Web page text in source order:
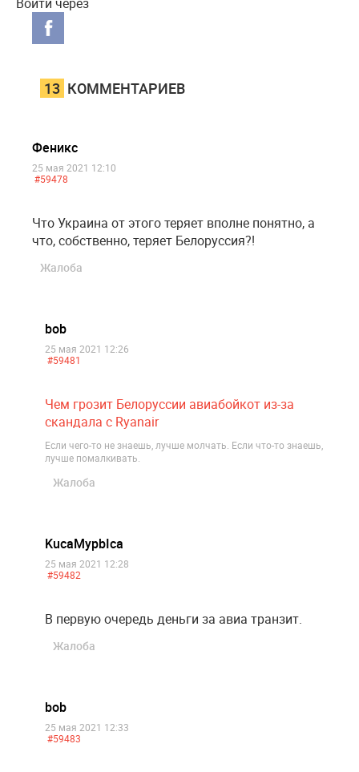
13 КОММЕНТАРИЕВ
Феникс
25 мая 2021 12:10
#59478
Что Украина от этого теряет вполне понятно, а
что, собственно, теряет Белоруссия?!
Жалоба
bob
25 мая 2021 12:26
#59481
Чем грозит Белоруссии авиабойкот из-за
скандала с Ryanair
Если чего-то не знаешь, лучше молчать. Если что-то знаешь,
лучше помалкивать.
Жалоба
KucaMypbIca
25 мая 2021 12:28
#59482
В первую очередь деньги за авиа транзит.
Жалоба
bob
25 мая 2021 12:33
#59483